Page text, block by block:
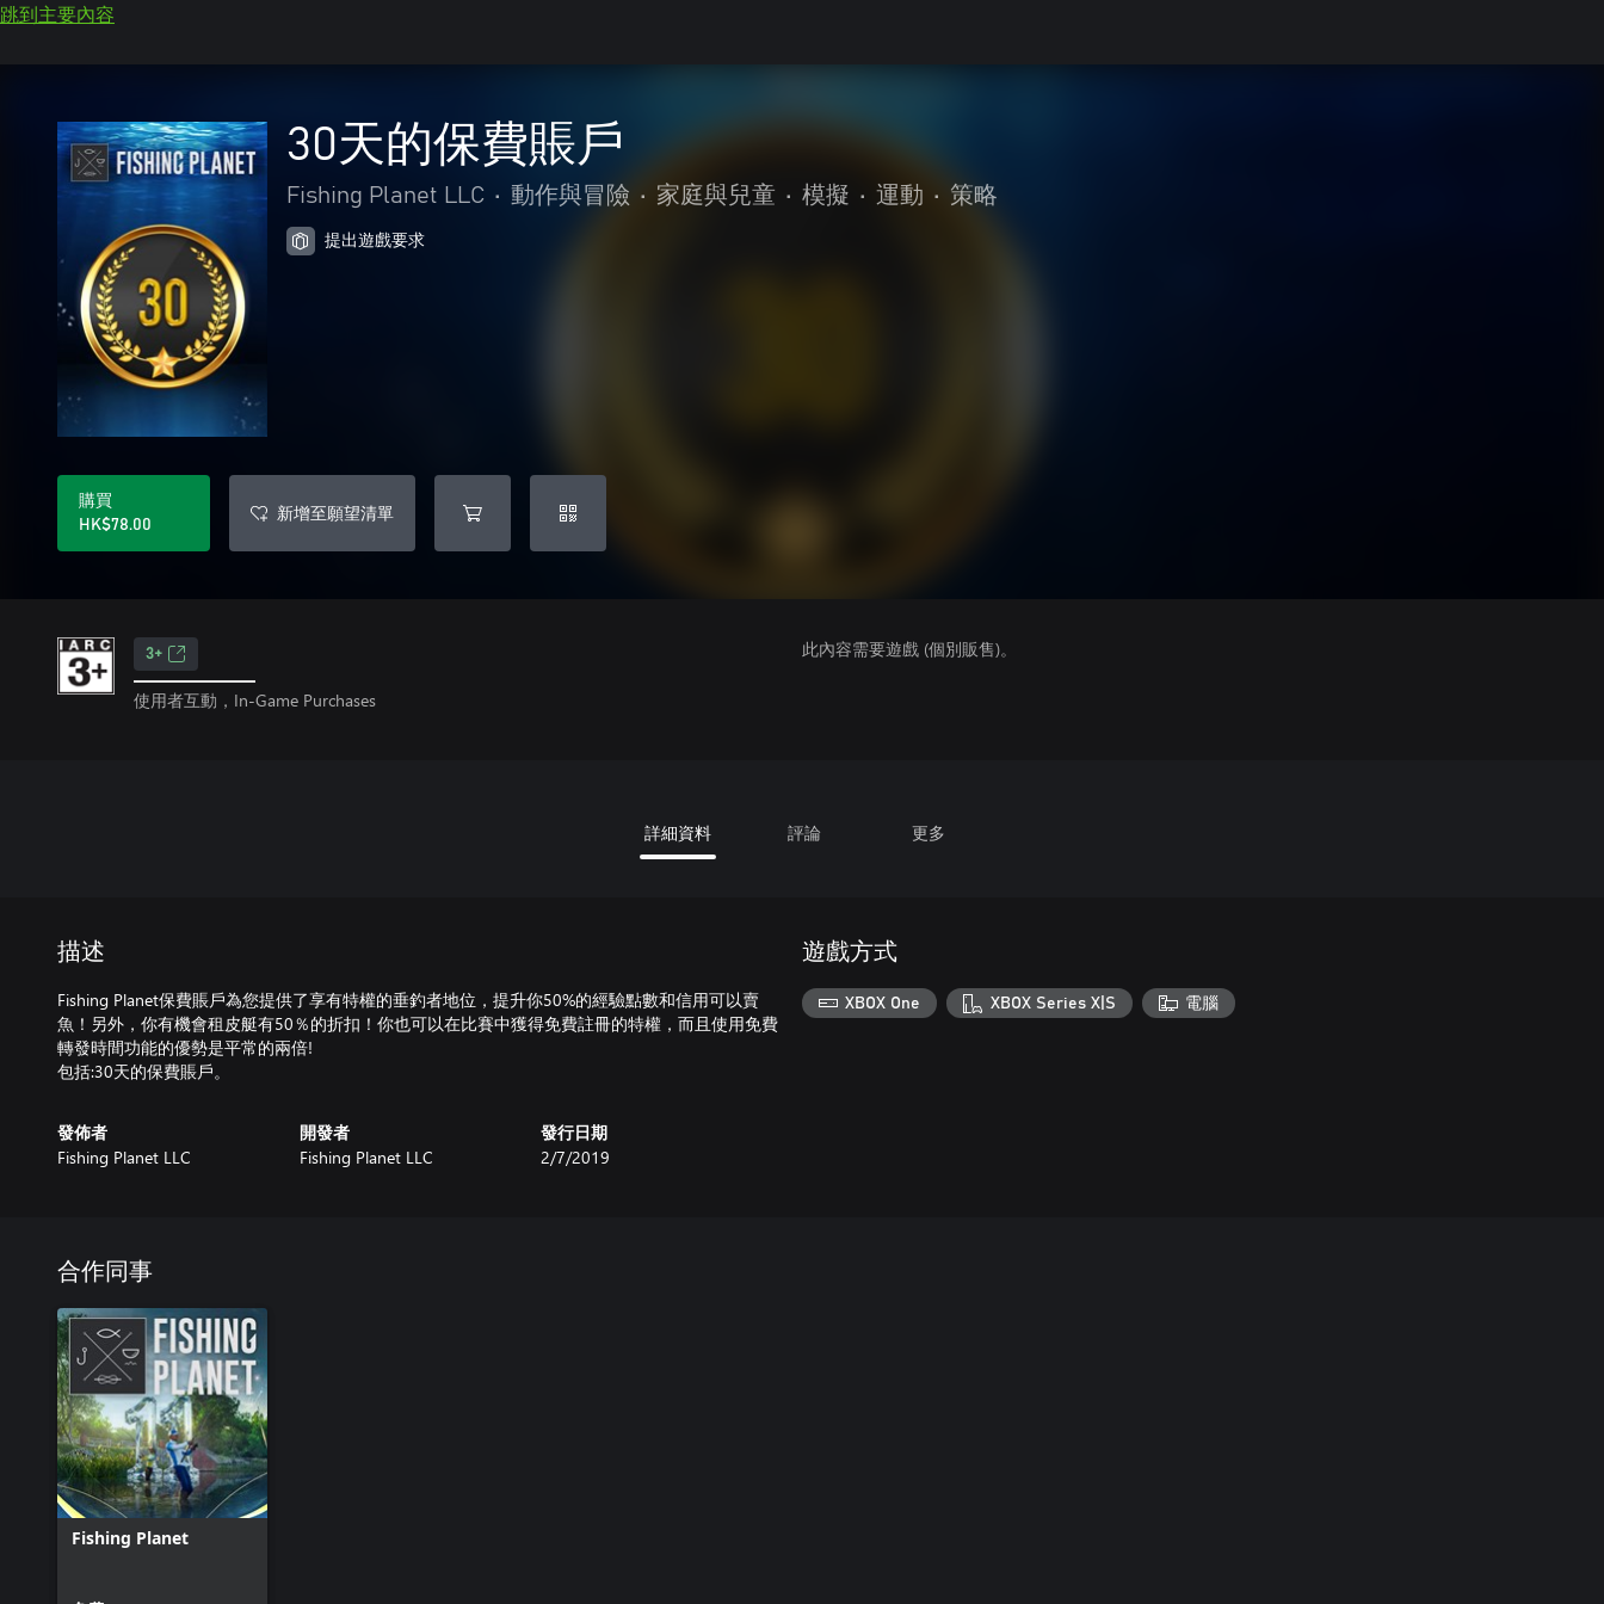
跳到主要內容
30天的保費賬戶
Fishing Planet LLC • 動作與冒險 • 家庭與兒童 • 模擬 • 運動 • 策略
提出遊戲要求
購買
HK$78.00
新增至願望清單
3+
使用者互動，In-Game Purchases
此內容需要遊戲 (個別販售)。
詳細資料 評論 更多
描述
Fishing Planet保費賬戶為您提供了享有特權的垂釣者地位，提升你50%的經驗點數和信用可以賣
魚！另外，你有機會租皮艇有50％的折扣！你也可以在比賽中獲得免費註冊的特權，而且使用免費
轉發時間功能的優勢是平常的兩倍!
包括:30天的保費賬戶。
發佈者
Fishing Planet LLC
開發者
Fishing Planet LLC
發行日期
2/7/2019
遊戲方式
XBOX One XBOX Series X|S 電腦
合作同事
Fishing Planet